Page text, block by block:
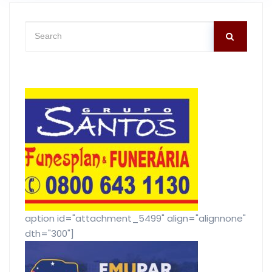
[caption id="attachment_5499" align="alignnone"
width="300"]